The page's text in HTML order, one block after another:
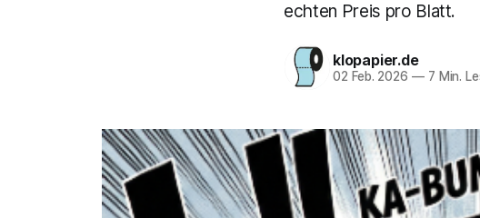
echten Preis pro Blatt.
klopapier.de
02 Feb. 2026 —7 Min.